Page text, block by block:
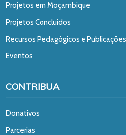
Projetos em Moçambique
Projetos Concluídos
Recursos Pedagógicos e Publicações
Eventos
CONTRIBUA
Donativos
Parcerias